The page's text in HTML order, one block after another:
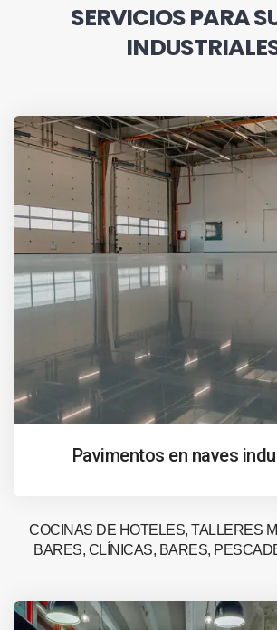
SERVICIOS PARA
Pavimentos en naves
COCINAS DE HOTELES, TALLERES
BARES, CLÍNICAS, BARES,